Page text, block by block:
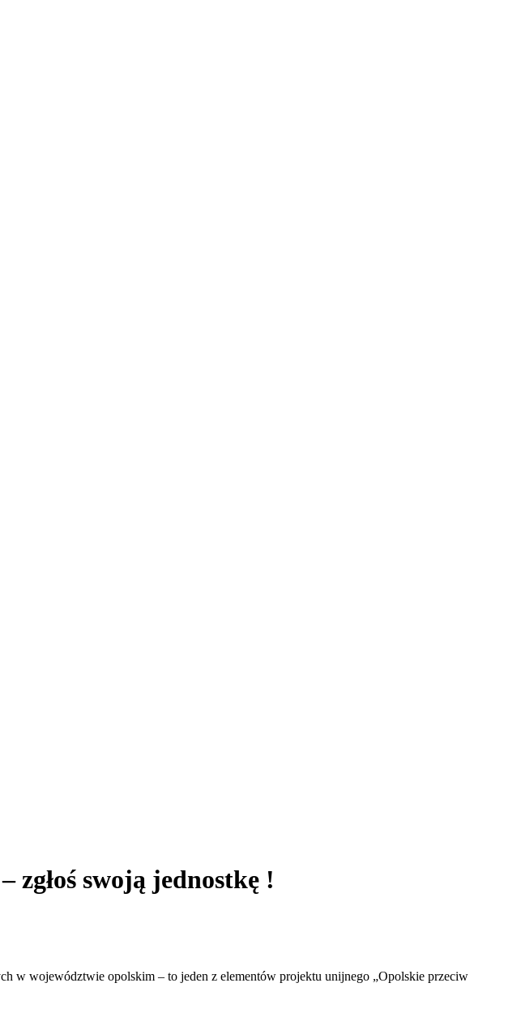
swoją jednostkę !
w województwie opolskim – to jeden z elementów projektu unijnego „Opolskie przeciw